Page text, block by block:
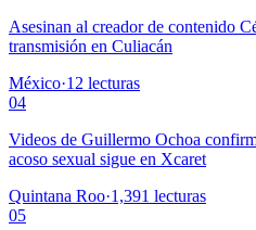
Asesinan al creador de contenido
transmisión en Culiacán
México·12 lecturas
04
Videos de Guillermo Ochoa
acoso sexual sigue en Xcaret
Quintana Roo·1,391 lecturas
05